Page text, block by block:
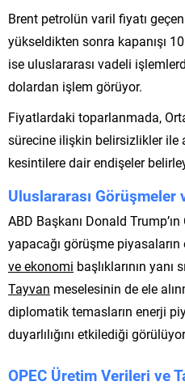
Brent petrolün varil fiyatı
yükseldikten sonra kapanışı
ise uluslararası vadeli
dolardan işlem görüyor.
Fiyatlardaki toparlanmada,
sürecine ilişkin belirsizlikler ile
kesintilere dair endişeler
Uluslararası Görüşmeler
ABD Başkanı Donald
yapacağı görüşme
ve ekonomi başlıklarının yanı
Tayvan meselesinin de ele
diplomatik temasların enerji
duyarlılığını etkilediği
OPEC Üretim Verileri ve